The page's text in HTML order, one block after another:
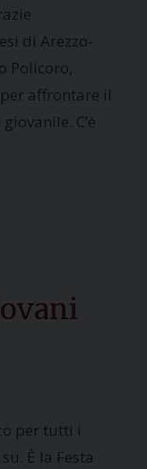
di Arezzo-
Policoro,
affrontare il
C’è
per tutti i
È la Festa